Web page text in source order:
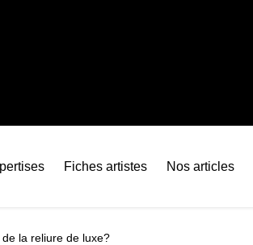
Fiches artistes Nos articles
la reliure de luxe?